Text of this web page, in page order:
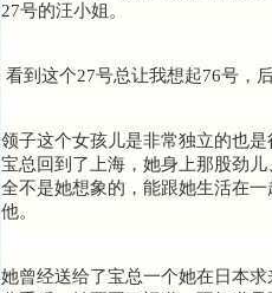
27号的汪小姐。
看到这个27号总让我想起76号，
领子这个女孩儿是非常独立的也
宝总回到了上海，她身上那股劲
全不是她想象的，能跟她生活在
他。
她曾经送给了宝总一个她在日本